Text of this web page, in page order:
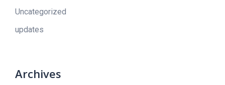
Uncategorized
updates
Archives